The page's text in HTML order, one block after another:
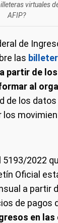
virtuales
AFIP?
de
las
partir de
al
de los
los
5193/2022
Oficial
a partir
de pagos
en las